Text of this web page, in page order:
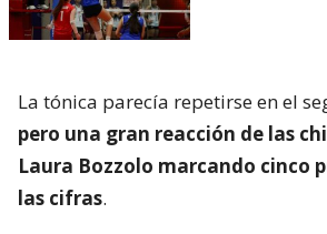
La tónica parecía repetirse en el
pero una gran reacción de las
Laura Bozzolo marcando cinco
las cifras.